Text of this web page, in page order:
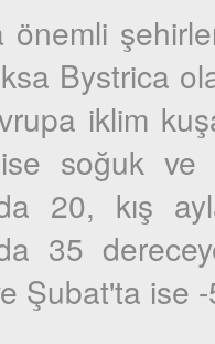
önemli
Bystrica
iklim
ise soğuk ve
20, kış
35
Şubat'ta ise